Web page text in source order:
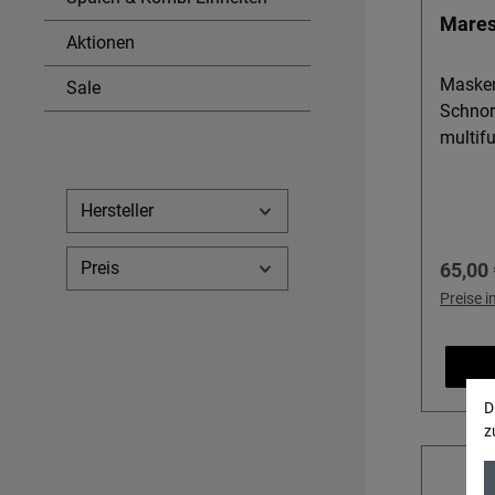
Aktionen
Sale
Hersteller
Preis 65,00
Preise